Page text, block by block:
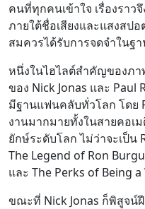
คนที่ทุกคนเข้าใจ เรื่องราว
ภายใต้ชื่อเสียงและแสงสป
สมควรได้รับการจดจำในฐ
หนึ่งในไฮไลต์สำคัญของภ
ของ Nick Jonas และ Paul
มีฐานแฟนคลับทั่วโลก โดย
งานมากมายทั้งในสายคอเ
ยักษ์ระดับโลก ไม่ว่าจะเป็น
The Legend of Ron
และ The Perks of Being
ขณะที่ Nick Jonas ก็พิสูจน์